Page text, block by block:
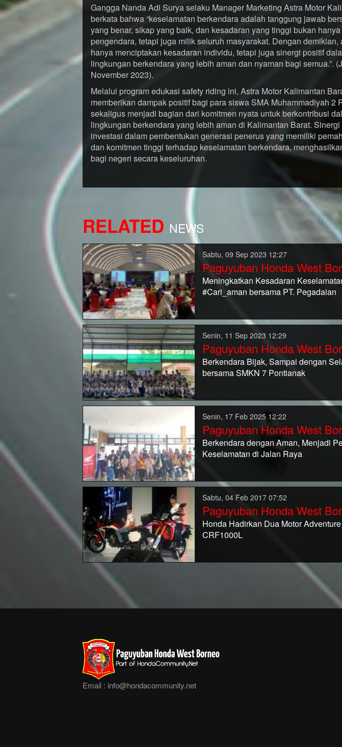
Gangga Nanda Adi Surya selaku Manager Marketing Astra Motor
berkata bahwa “keselamatan berkendara adalah tanggung jawab
yang benar, sikap yang baik, dan kesadaran yang tinggi bukan
pengendara, tetapi juga milik seluruh masyarakat. Dengan demikian,
hanya menciptakan kesadaran individu, tetapi juga sinergi positif
lingkungan berkendara yang lebih aman dan nyaman bagi semua.”.
November 2023).
Melalui program edukasi safety riding ini, Astra Motor Kalimantan
memberikan dampak positif bagi para siswa SMA Muhammadiyah 2
sekaligus menjadi bagian dari komitmen nyata untuk berkontribusi
lingkungan berkendara yang lebih aman di Kalimantan Barat.
investasi dalam pembentukan generasi penerus yang memiliki
dan komitmen tinggi terhadap keselamatan berkendara,
bagi negeri secara keseluruhan.
RELATED NEWS
Sabtu, 09 Sep 2023 12:27
Paguyuban Honda West
Meningkatkan Kesadaran
#Cari_aman bersama PT. Pegadaian
Senin, 11 Sep 2023 12:29
Paguyuban Honda West
Berkendara Bijak, Sampai dengan
bersama SMKN 7 Pontianak
Senin, 17 Feb 2025 12:22
Paguyuban Honda West
Berkendara dengan Aman, Menjadi
Keselamatan di Jalan Raya
Sabtu, 04 Feb 2017 07:52
Paguyuban Honda West
Honda Hadirkan Dua Motor
CRF1000L
Email : info@hondacommunity.net